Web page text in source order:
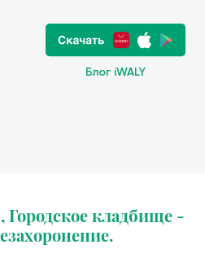
Блог iWALY
кладбище -